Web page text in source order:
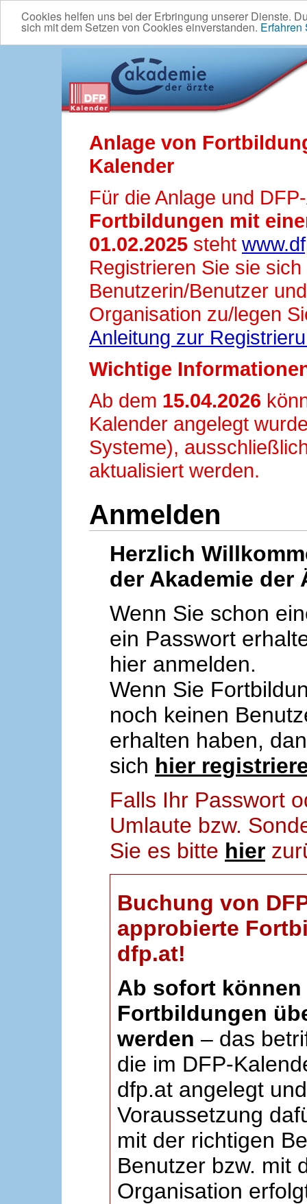
Cookies helfen uns bei der Erbringung unserer Dienste.
sich mit dem Setzen von Cookies einverstanden. Erfahren
Anlage von
Kalender
Für die Anlage und
Fortbildungen mit
01.02.2025 steht
Registrieren Sie sie
Benutzerin/Benutzer
Organisation zu/legen
Anleitung zur
Wichtige
Ab dem 15.04.2026
Kalender angelegt
Systeme),
aktualisiert werden.
Anmelden
Herzlich
der Akademie der
Wenn Sie schon
ein Passwort
hier anmelden.
Wenn Sie
noch keinen
erhalten haben,
sich hier
Falls Ihr Passwort
Umlaute bzw.
Sie es bitte hier
Buchung von
approbierte
dfp.at!
Ab sofort können
Fortbildungen
werden – das
die im DFP-
dfp.at angelegt
Voraussetzung
mit der richtigen
Benutzer bzw. mit
Organisation